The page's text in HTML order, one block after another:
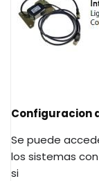
Configuracion
Se puede
los sistemas
si